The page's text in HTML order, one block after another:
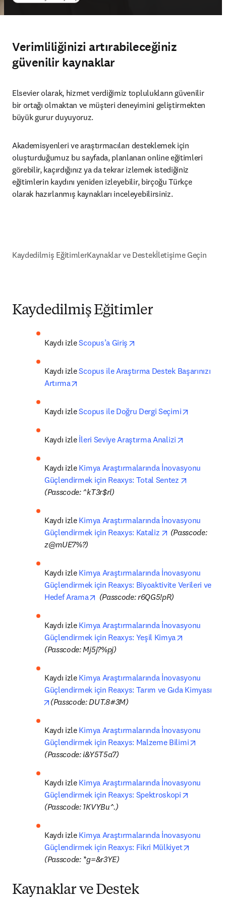
Verimliliğinizi artırabileceğiniz
güvenilir kaynaklar
Elsevier olarak, hizmet verdiğimiz toplulukların güvenilir
bir ortağı olmaktan ve müşteri deneyimini geliştirmekten
büyük gurur duyuyoruz.
Akademisyenleri ve araştırmacıları desteklemek için
oluşturduğumuz bu sayfada, planlanan online eğitimleri
görebilir, kaçırdığınız ya da tekrar izlemek istediğiniz
eğitimlerin kaydını yeniden izleyebilir, birçoğu Türkçe
olarak hazırlanmış kaynakları inceleyebilirsiniz.
Kaydedilmiş EğitimlerKaynaklar ve Destekİletişime Geçin
Kaydedilmiş Eğitimler
Kaydı izle Scopus’a Giriş
Kaydı izle Scopus ile Araştırma Destek Başarınızı
Artırma
Kaydı izle Scopus ile Doğru Dergi Seçimi
Kaydı izle İleri Seviye Araştırma Analizi
Kaydı izle Kimya Araştırmalarında İnovasyonu
Güçlendirmek için Reaxys: Total Sentez
(Passcode: ^kT3r$rl)
Kaydı izle Kimya Araştırmalarında İnovasyonu
Güçlendirmek için Reaxys: Kataliz
opens in new
(Passcode:
z@mUE7%?)
Kaydı izle Kimya Araştırmalarında İnovasyonu
Güçlendirmek için Reaxys: Biyoaktivite Verileri ve
Hedef Arama
opens in new tab/window
(Passcode: r6QG5!pR)
Kaydı izle Kimya Araştırmalarında İnovasyonu
Güçlendirmek için Reaxys: Yeşil Kimya
(Passcode: Mj5j?%pj)
Kaydı izle Kimya Araştırmalarında İnovasyonu
opens in new tab/window
(Passcode: DUT.8#3M)
Kaydı izle Kimya Araştırmalarında İnovasyonu
Güçlendirmek için Reaxys: Malzeme Bilimi
(Passcode: i&Y5T5a7)
Kaydı izle Kimya Araştırmalarında İnovasyonu
Güçlendirmek için Reaxys: Spektroskopi
(Passcode: 1KVYBu^.)
Kaydı izle Kimya Araştırmalarında İnovasyonu
Güçlendirmek için Reaxys: Fikri Mülkiyet
(Passcode: *g=&r3YE)
Kaynaklar ve Destek